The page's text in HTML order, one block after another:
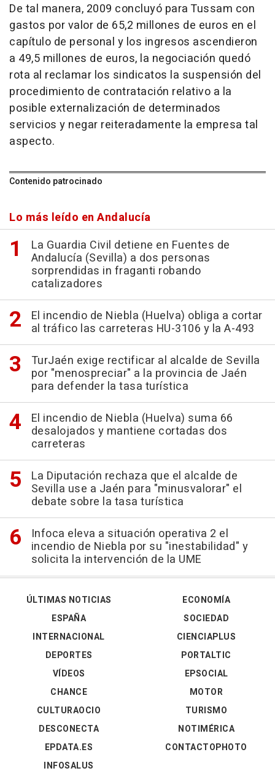
De tal manera, 2009 concluyó para Tussam con
gastos por valor de 65,2 millones de euros en el
capítulo de personal y los ingresos ascendieron
a 49,5 millones de euros, la negociación quedó
rota al reclamar los sindicatos la suspensión del
procedimiento de contratación relativo a la
posible externalización de determinados
servicios y negar reiteradamente la empresa tal
aspecto.
Contenido patrocinado
Lo más leído en Andalucía
La Guardia Civil detiene en Fuentes de
Andalucía (Sevilla) a dos personas
sorprendidas in fraganti robando
catalizadores
El incendio de Niebla (Huelva) obliga a cortar
al tráfico las carreteras HU-3106 y la A-493
TurJaén exige rectificar al alcalde de Sevilla
por "menospreciar" a la provincia de Jaén
para defender la tasa turística
El incendio de Niebla (Huelva) suma 66
desalojados y mantiene cortadas dos
carreteras
La Diputación rechaza que el alcalde de
Sevilla use a Jaén para "minusvalorar" el
debate sobre la tasa turística
Infoca eleva a situación operativa 2 el
incendio de Niebla por su "inestabilidad" y
solicita la intervención de la UME
ÚLTIMAS NOTICIAS
ESPAÑA
INTERNACIONAL
DEPORTES
VÍDEOS
ECONOMÍA
SOCIEDAD
CIENCIAPLUS
PORTALTIC
EPSOCIAL
CHANCE
CULTURAOCIO
DESCONECTA
EPDATA.ES
INFOSALUS
MOTOR
TURISMO
NOTIMÉRICA
CONTACTOPHOTO